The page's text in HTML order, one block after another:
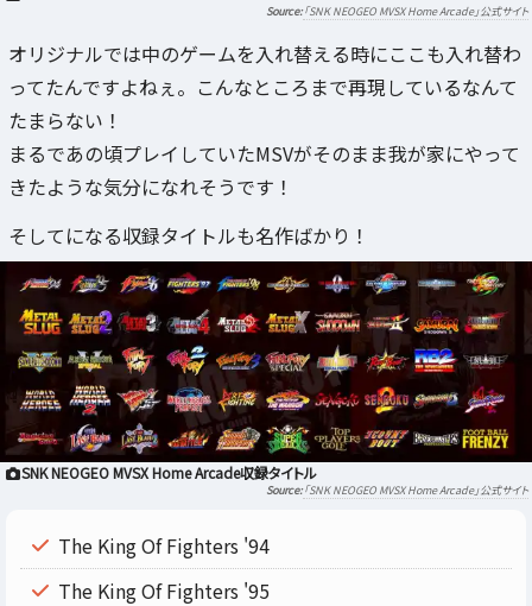
「SNK NEOGEO MVSX Home Arcade」公式サイト
オリジナルでは中のゲームを入れ替える時にここも入れ替わ
ってたんですよねぇ。こんなところまで再現しているなんて
たまらない！
まるであの頃プレイしていたMSVがそのまま我が家にやって
きたような気分になれそうです！
そしてになる収録タイトルも名作ばかり！
SNK NEOGEO MVSX Home Arcade収録タイトル
「SNK NEOGEO MVSX Home Arcade」公式サイト
The King Of Fighters '94
The King Of Fighters '95